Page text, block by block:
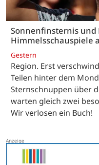
Sonnenfinsternis und
Himmelsschauspiele
Gestern
Region. Erst
Teilen hinter dem
Sternschnuppen über
warten gleich zwei
Wir verlosen ein Buch!